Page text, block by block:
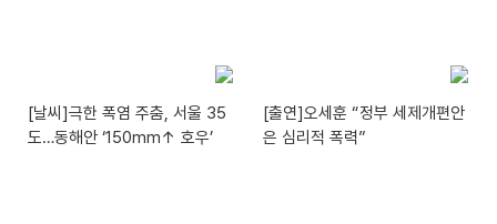
[날씨]극한 폭염 주춤, 서울 35
도…동해안 ‘150mm↑ 호우’
[출연]오세훈 “정부 세제개편안
은 심리적 폭력”